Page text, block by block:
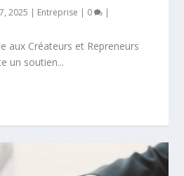
2025 | Entreprise | 0 |
aux Créateurs et Repreneurs
un soutien...